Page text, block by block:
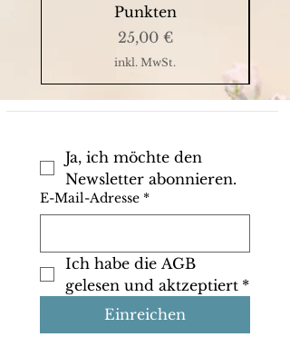
Punkten
Preis
25,00 €
inkl. MwSt.
Ja, ich möchte den
Newsletter abonnieren.
E-Mail-Adresse *
Ich habe die AGB
gelesen und aktzeptiert *
Einreichen